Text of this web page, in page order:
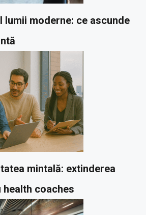
lumii moderne: ce ascunde
mintală: extinderea
coaches